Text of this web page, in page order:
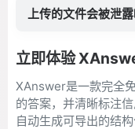
上传的文件会被泄露
立即体验
XAnswer是一款完全
的答案，并清晰标注
自动生成可导出的结